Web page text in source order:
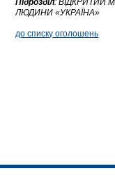
ЛЮДИНИ «УКРАЇНА»
до списку оголошень